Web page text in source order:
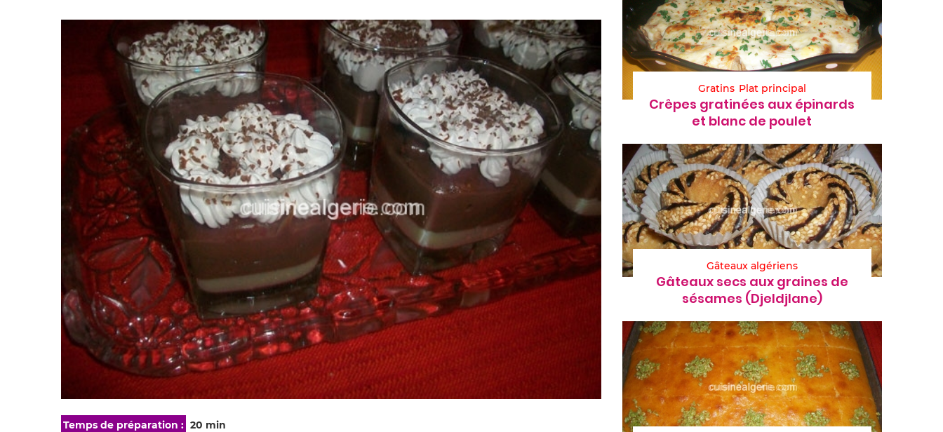
Temps de préparation : 20 min
Gratins Plat principal
Crêpes gratinées aux épinards
et blanc de poulet
Gâteaux algériens
Gâteaux secs aux graines de
sésames (Djeldjlane)